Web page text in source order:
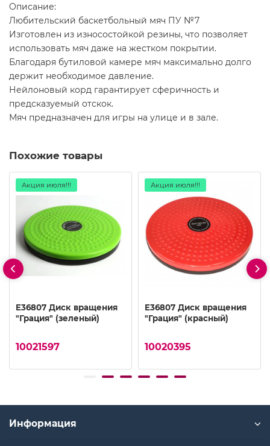
Описание:
Любительский баскетбольный мяч ПУ №7
Изготовлен из износостойкой резины, что позволяет
использовать мяч даже на жестком покрытии.
Благодаря бутиловой камере мяч максимально долго
держит необходимое давление.
Нейлоновый корд гарантирует сферичность и
предсказуемый отскок.
Мяч предназначен для игры на улице и в зале.
Похожие товары
Акция июля!!!
E36807 Диск вращения
"Грация" (зеленый)
10021597
Акция июля!!!
E36807 Диск вращения
"Грация" (красный)
10020395
Информация